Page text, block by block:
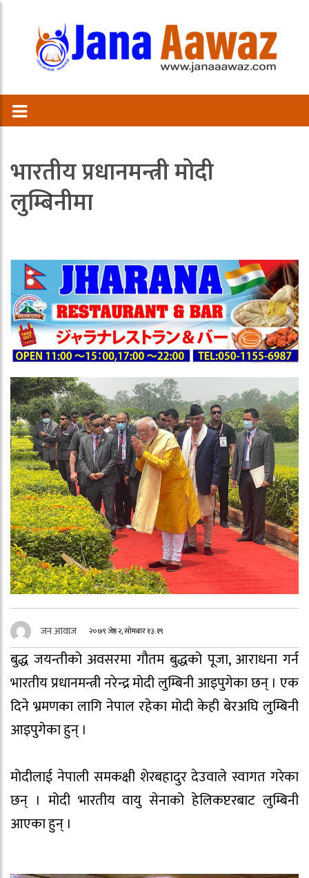
भारतीय प्रधानमन्त्री मोदी
लुम्बिनीमा
जन आवाज २०७९ जेष्ठ २, सोमबार १३:१९
बुद्ध जयन्तीको अवसरमा गौतम बुद्धको पूजा, आराधना गर्न
भारतीय प्रधानमन्त्री नरेन्द्र मोदी लुम्बिनी आइपुगेका छन् । एक
दिने भ्रमणका लागि नेपाल रहेका मोदी केही बेरअघि लुम्बिनी
आइपुगेका हुन् ।
मोदीलाई नेपाली समकक्षी शेरबहादुर देउवाले स्वागत गरेका
छन् । मोदी भारतीय वायु सेनाको हेलिकप्टरबाट लुम्बिनी
आएका हुन् ।